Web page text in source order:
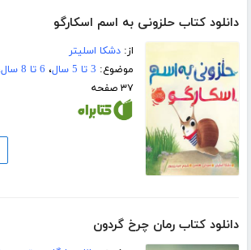
دانلود کتاب حلزونی به اسم اسکارگو
از:دشکا اسلیتر
موضوع: 3 تا 5 سال ، 6 تا 8 سال
۳۷ صفحه
دانلود کتاب رمان چرخ گردون